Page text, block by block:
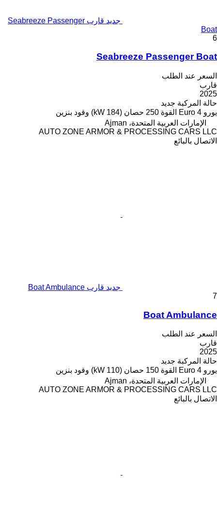
جديد قارب Seabreeze Passenger
Boat
6
Seabreeze Passenger Boat
السعر عند الطلب
قارب
2025
حالة المركبة جديد
يورو Euro 4 القوة 250 حصان (184 kW) وقود بنزين
الإمارات العربية المتحدة، Ajman
AUTO ZONE ARMOR & PROCESSING CARS LLC
الاتصال بالبائع
جديد قارب Boat Ambulance
7
Boat Ambulance
السعر عند الطلب
قارب
2025
حالة المركبة جديد
يورو Euro 4 القوة 150 حصان (110 kW) وقود بنزين
الإمارات العربية المتحدة، Ajman
AUTO ZONE ARMOR & PROCESSING CARS LLC
الاتصال بالبائع